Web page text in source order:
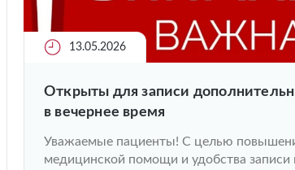
13.05.2026
Открыты для записи
в вечернее время
Уважаемые пациенты! С целью
медицинской помощи и удобства записи